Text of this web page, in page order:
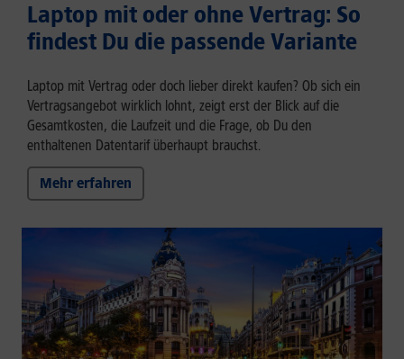
Laptop mit oder ohne Vertrag: So
findest Du die passende Variante
Laptop mit Vertrag oder doch lieber direkt kaufen? Ob sich ein
Vertragsangebot wirklich lohnt, zeigt erst der Blick auf die
Gesamtkosten, die Laufzeit und die Frage, ob Du den
enthaltenen Datentarif überhaupt brauchst.
Mehr erfahren